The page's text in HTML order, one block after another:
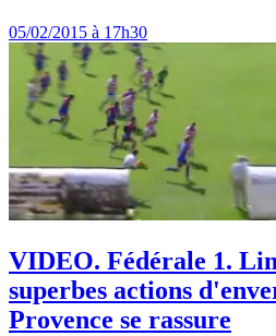
05/02/2015 à 17h30
VIDEO. Fédérale 1.
superbes actions
Provence se rassure